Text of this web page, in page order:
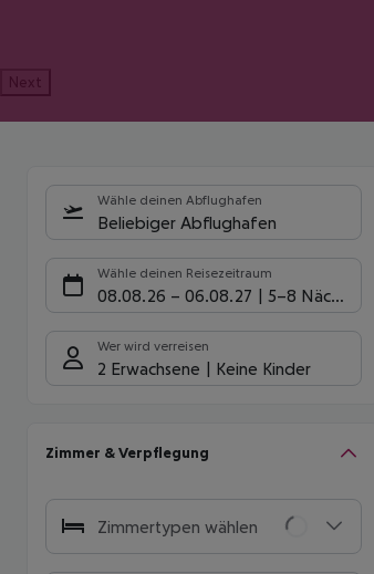
Next
Wähle deinen Abflughafen
Beliebiger Abflughafen
Wähle deinen Reisezeitraum
08.08.26 – 06.08.27 5-8 Nächte
Wer wird verreisen
2 Erwachsene Keine Kinder
Zimmer & Verpflegung
Zimmertypen wählen